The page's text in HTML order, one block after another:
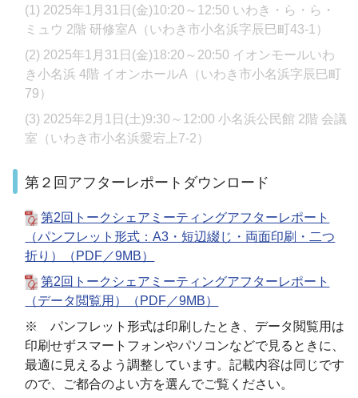
(1) 2025年1月31日(金)10:20～12:50 いわき・ら・ら・
ミュウ 2階 研修室A（いわき市小名浜字辰巳町43-1）
(2) 2025年1月31日(金)18:20～20:50 イオンモールいわ
き小名浜 4階 イオンホールA（いわき市小名浜字辰巳町
79）
(3) 2025年2月1日(土)9:30～12:00 小名浜公民館 2階 会議
室（いわき市小名浜愛宕上7-2）
第２回アフターレポートダウンロード
第2回トークシェアミーティングアフターレポート
（パンフレット形式：A3・短辺綴じ・両面印刷・二つ
折り）（PDF／9MB）
第2回トークシェアミーティングアフターレポート
（データ閲覧用）（PDF／9MB）
※ パンフレット形式は印刷したとき、データ閲覧用は
印刷せずスマートフォンやパソコンなどで見るときに、
最適に見えるよう調整しています。記載内容は同じです
ので、ご都合のよい方を選んでご覧ください。